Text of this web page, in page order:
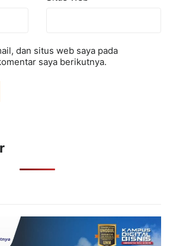
dan situs web saya pada
saya berikutnya.